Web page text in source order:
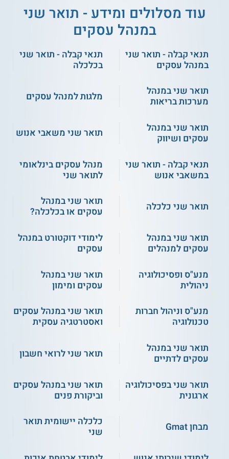
** לתשומת לבך נכונות המידע עלולה להשתנות
מעת לעת. המידע המוצג כאן נכתב ונערך על ידי
צוות האתר. למען הסר ספק בין האתר למוסד
הלימודים לא מתקיים קשר מכל סוג שהוא.
למידע נוסף לחצו:
עוד מסלולים ומידע - תואר שני
במנהל עסקים
תנאי קבלה - תואר שני
במנהל עסקים
תנאי קבלה - תואר שני
בכלכלה
תואר שני במנהל
מערכות בריאות
מלגות למנהל עסקים
תואר שני במנהל
עסקים ושיווק
תואר שני משאבי אנוש
תנאי קבלה - תואר שני
במשאבי אנוש
מנהל עסקים בינלאומי
לתואר שני
תואר שני כלכלה
תואר שני במנהל
עסקים או בכלכלה?
תואר שני במנהל
עסקים למנהלים
לימודי דוקטורט במנהל
עסקים
מנע"ס ופסיכולוגיה
ניהולית
תואר שני במנהל
עסקים ומימון
מנע"ס וניהול חברות
טכנולוגיה
תואר שני במנהל עסקים
ואסטרטגיה עסקית
תואר שני במנהל
עסקים לדתיים
תואר שני לרואי חשבון
תואר שני בפסיכולוגיה
ארגונית
תואר שני במנהל עסקים
וביקורת פנים
מבחן Gmat
כלכלה יישומית תואר
שני